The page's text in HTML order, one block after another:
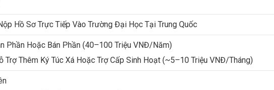
Hồ Sơ Trực Tiếp Vào Trường Đại Học Tại Trung Quốc
Phần Hoặc Bán Phần (40–100 Triệu VNĐ/năm)
Trợ Thêm Ký Túc Xá Hoặc Trợ Cấp Sinh Hoạt (~5–10 Triệu VNĐ/tháng)